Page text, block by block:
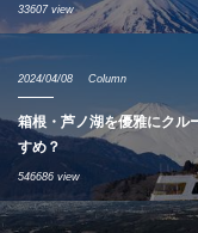
33607 view
2024/04/08 Column
箱根・芦ノ湖を優雅にクル
すめ？
546686 view